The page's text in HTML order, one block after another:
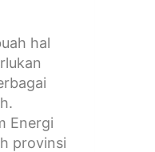
hal
Energi
provinsi